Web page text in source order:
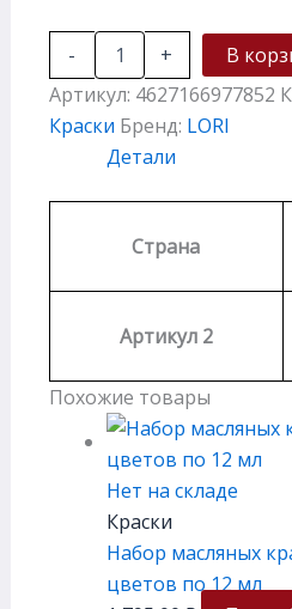
- +
В
Артикул: 4627166977852
Краски Бренд: LORI
Детали
Страна
Артикул 2
Похожие товары
Нет на складе
Краски
Набор масляных
цветов по 12 мл